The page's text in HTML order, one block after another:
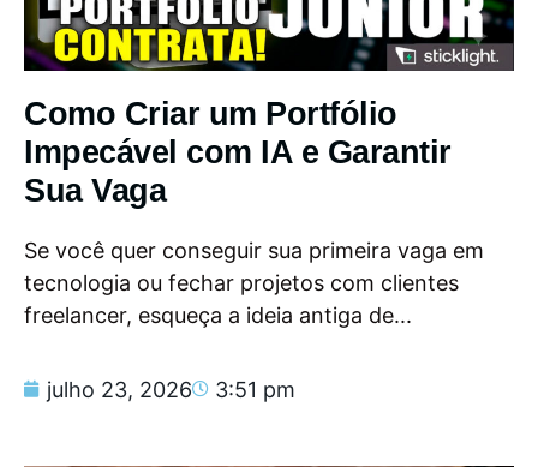
Como Criar um Portfólio
Impecável com IA e Garantir
Sua Vaga
Se você quer conseguir sua primeira vaga em
tecnologia ou fechar projetos com clientes
freelancer, esqueça a ideia antiga de...
julho 23, 2026 3:51 pm